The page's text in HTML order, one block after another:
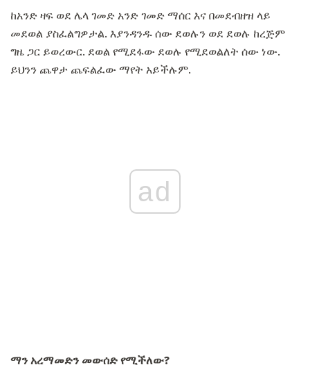
ከአንድ ዛፍ ወደ ሌላ ገመድ አንድ ገመድ ማሰር እና በመደብዘዝ ላይ
መደወል ያስፈልግዎታል. እያንዳንዱ ሰው ደወሉን ወደ ደወሉ ከረጅም
ግዜ ጋር ይወረውር. ደወል የሚደፋው ደወሉ የሚደወልለት ሰው ነው.
ይህንን ጨዋታ ጨፍልፈው ማየት አይችሉም.
ad
ማን አረማመድን መውሰድ የሚችለው?